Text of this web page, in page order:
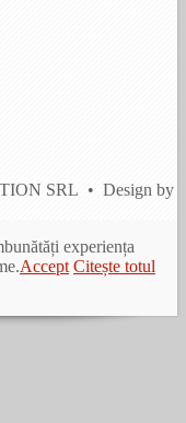
SRL • Design by
experiența
Accept Citește totul